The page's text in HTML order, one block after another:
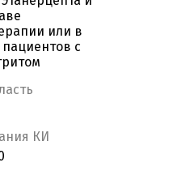
или в
с
КИ